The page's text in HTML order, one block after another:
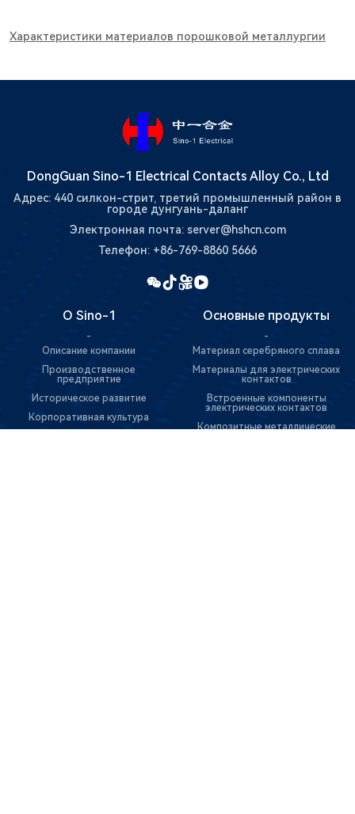
Характеристики материалов порошковой металлургии
DongGuan Sino-1 Electrical Contacts Alloy Co., Ltd
Адрес: 440 силкон-стрит, третий промышленный район в
городе дунгуань-даланг
Электронная почта: server@hshcn.com
Телефон: +86-769-8860 5666
О Sino-1
-
Описание компании
Производственное
предприятие
Историческое развитие
Корпоративная культура
Основные продукты
-
Материал серебряного сплава
Материалы для электрических
контактов
Встроенные компоненты
электрических контактов
Композитные металлические